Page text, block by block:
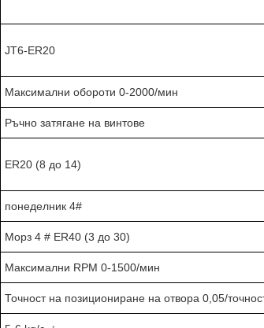
JT6-ER20
Максимални обороти 0-2000/мин
Ръчно затягане на винтове
ER20 (8 до 14)
понеделник 4#
Морз 4 # ER40 (3 до 30)
Максимални RPM 0-1500/мин
Точност на позициониране на отвора 0,05/